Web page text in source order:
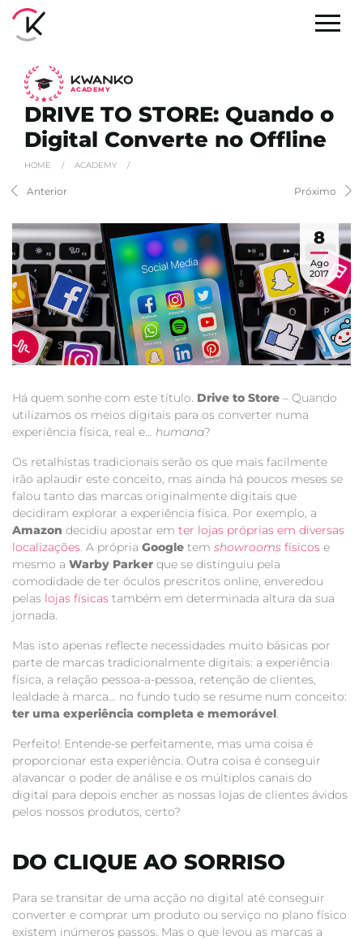
ACADEMY
DRIVE TO STORE: Quando o
Digital Converte no Offline
HOME / ACADEMY /
Anterior Próximo
8
Ago
2017
Há quem sonhe com este título. Drive to Store – Quando
utilizamos os meios digitais para os converter numa
experiência física, real e… humana?
Os retalhistas tradicionais serão os que mais facilmente
irão aplaudir este conceito, mas ainda há poucos meses se
falou tanto das marcas originalmente digitais que
decidiram explorar a experiência física. Por exemplo, a
Amazon decidiu apostar em ter lojas próprias em diversas
localizações. A própria Google tem showrooms físicos e
mesmo a Warby Parker que se distinguiu pela
comodidade de ter óculos prescritos online, enveredou
pelas lojas físicas também em determinada altura da sua
jornada.
Mas isto apenas reflecte necessidades muito básicas por
parte de marcas tradicionalmente digitais: a experiência
física, a relação pessoa-a-pessoa, retenção de clientes,
lealdade à marca… no fundo tudo se resume num conceito:
ter uma experiência completa e memorável.
Perfeito! Entende-se perfeitamente, mas uma coisa é
proporcionar esta experiência. Outra coisa é conseguir
alavancar o poder de análise e os múltiplos canais do
digital para depois encher as nossas lojas de clientes ávidos
pelos nossos produtos, certo?
DO CLIQUE AO SORRISO
Para se transitar de uma acção no digital até conseguir
converter e comprar um produto ou serviço no plano físico
existem inúmeros passos. Mas o que levou as marcas a